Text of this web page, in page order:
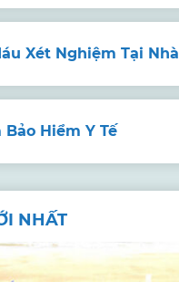
Xét Nghiệm Tại Nhà
Bảo Hiểm Y Tế
NHẤT